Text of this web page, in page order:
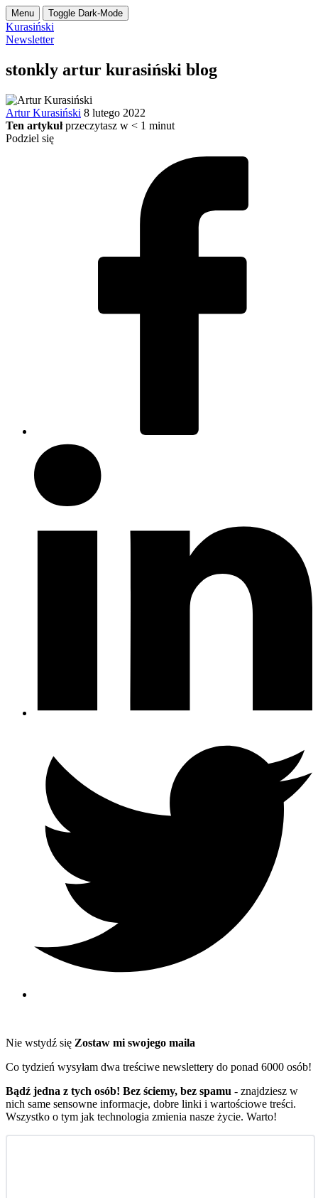
Menu Toggle Dark-Mode
Kurasiński
Newsletter
stonkly artur kurasiński blog
Artur Kurasiński 8 lutego 2022
Ten artykuł przeczytasz w < 1 minut
Podziel się
Nie wstydź się Zostaw mi swojego maila
Co tydzień wysyłam dwa treściwe newslettery do ponad 6000 osób!
Bądź jedna z tych osób! Bez ściemy, bez spamu - znajdziesz w
nich same sensowne informacje, dobre linki i wartościowe treści.
Wszystko o tym jak technologia zmienia nasze życie. Warto!